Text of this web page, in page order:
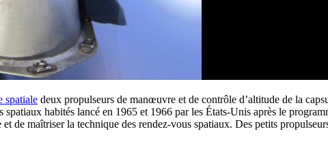
spatiale deux propulseurs de manœuvre et de contrôle d’altitude de la
habités lancé en 1965 et 1966 par les États-Unis après le
et de maîtriser la technique des rendez-vous spatiaux. Des petits